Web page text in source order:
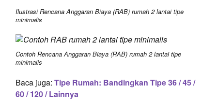
Ilustrasi Rencana Anggaran Biaya (RAB) rumah 2 lantai tipe
minimalis
Contoh Rencana Anggaran Biaya (RAB) rumah 2 lantai tipe
minimalis
Baca juga: Tipe Rumah: Bandingkan Tipe 36 / 45 /
60 / 120 / Lainnya